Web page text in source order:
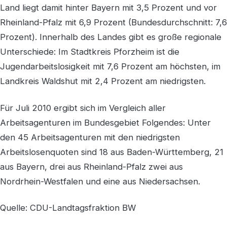
Land liegt damit hinter Bayern mit 3,5 Prozent und vor
Rheinland-Pfalz mit 6,9 Prozent (Bundesdurchschnitt: 7,6
Prozent). Innerhalb des Landes gibt es große regionale
Unterschiede: Im Stadtkreis Pforzheim ist die
Jugendarbeitslosigkeit mit 7,6 Prozent am höchsten, im
Landkreis Waldshut mit 2,4 Prozent am niedrigsten.
Für Juli 2010 ergibt sich im Vergleich aller
Arbeitsagenturen im Bundesgebiet Folgendes: Unter
den 45 Arbeitsagenturen mit den niedrigsten
Arbeitslosenquoten sind 18 aus Baden-Württemberg, 21
aus Bayern, drei aus Rheinland-Pfalz zwei aus
Nordrhein-Westfalen und eine aus Niedersachsen.
Quelle: CDU-Landtagsfraktion BW